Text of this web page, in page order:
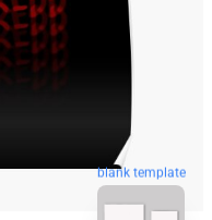
blank template